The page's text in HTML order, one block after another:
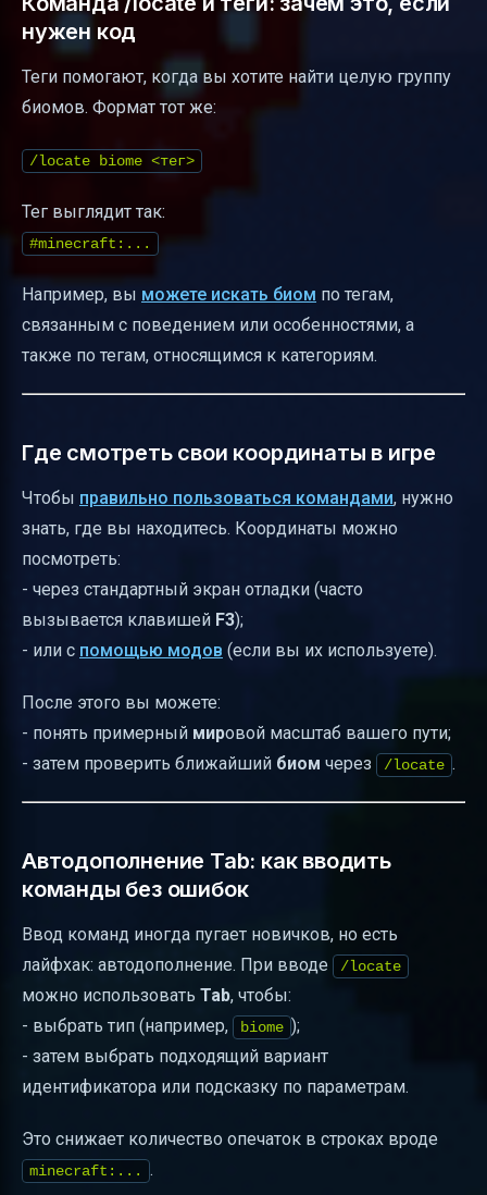
нужен код
Теги помогают, когда вы хотите найти целую группу
биомов. Формат тот же:
/locate biome <тег>
Тег выглядит так:
#minecraft:...
Например, вы можете искать биом по тегам,
связанным с поведением или особенностями, а
также по тегам, относящимся к категориям.
Где смотреть свои координаты в игре
Чтобы правильно пользоваться командами, нужно
знать, где вы находитесь. Координаты можно
посмотреть:
- через стандартный экран отладки (часто
вызывается клавишей F3);
- или с помощью модов (если вы их используете).
После этого вы можете:
- понять примерный мировой масштаб вашего пути;
- затем проверить ближайший биом через /locate .
Автодополнение Tab: как вводить
команды без ошибок
Ввод команд иногда пугает новичков, но есть
лайфхак: автодополнение. При вводе
/locate
можно использовать Tab, чтобы:
- выбрать тип (например,
biome );
- затем выбрать подходящий вариант
идентификатора или подсказку по параметрам.
Это снижает количество опечаток в строках вроде
minecraft:... .